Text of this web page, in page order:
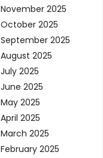
November 2025
October 2025
September 2025
August 2025
July 2025
June 2025
May 2025
April 2025
March 2025
February 2025